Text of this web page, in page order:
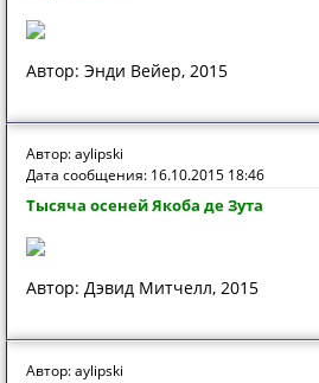
Автор: Энди Вейер, 2015
Автор: aylipski
Дата сообщения: 16.10.2015 18:46
Тысяча осеней Якоба де Зута
Автор: Дэвид Митчелл, 2015
Автор: aylipski